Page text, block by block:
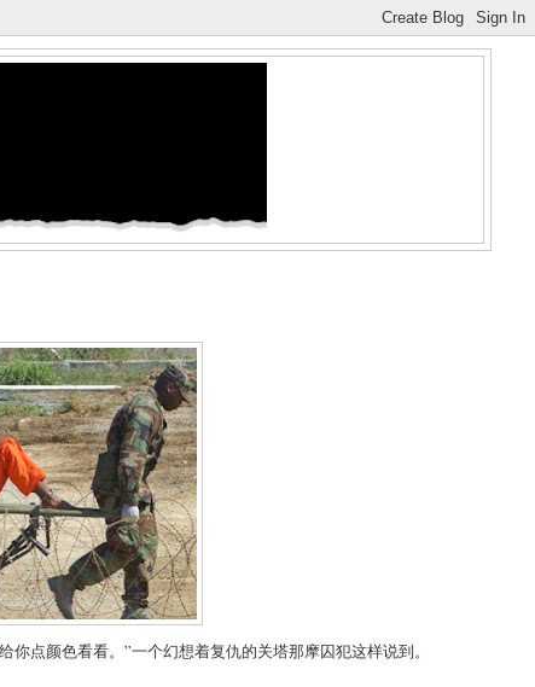
点颜色看看。”一个幻想着复仇的关塔那摩囚犯这样说到。